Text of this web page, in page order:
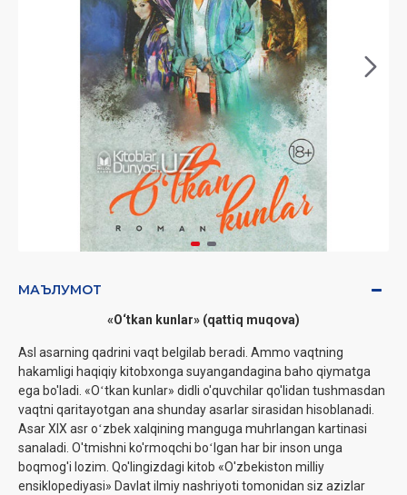
МАЪЛУМОТ
«O‘tkan kunlar» (qattiq muqova)
Asl asarning qadrini vaqt belgilab beradi. Ammo vaqtning
hakamligi haqiqiy kitobxonga suyangandagina baho qiymatga
ega bo'ladi. «Oʻtkan kunlar» didli o'quvchilar qo'lidan tushmasdan
vaqtni qaritayotgan ana shunday asarlar sirasidan hisoblanadi.
Asar XIX asr oʻzbek xalqining manguga muhrlangan kartinasi
sanaladi. O'tmishni ko'rmoqchi boʻlgan har bir inson unga
boqmog'i lozim. Qo'lingizdagi kitob «O'zbekiston milliy
ensiklopediyasi» Davlat ilmiy nashriyoti tomonidan siz azizlar